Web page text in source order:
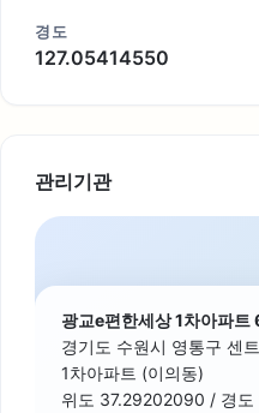
경도
127.05414550
관리기관
광교e편한세상 1차아파트
경기도 수원시 영통구 센
1차아파트 (이의동)
위도 37.29202090 / 경